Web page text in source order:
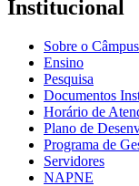
Institucional
Sobre o Câmpus
Ensino
Pesquisa
Documentos
Horário de
Plano de
Programa de
Servidores
NAPNE